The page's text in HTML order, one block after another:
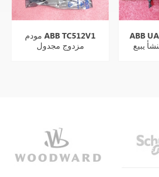
مودم ABB TC512V1
مزدوج مجدول
ABB
يبيع